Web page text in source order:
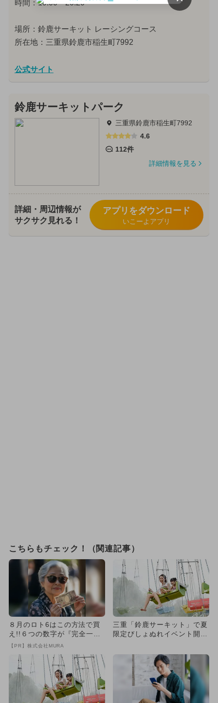
時間：19:00〜20:20
場所：鈴鹿サーキット レーシングコース
所在地：三重県鈴鹿市稲生町7992
公式サイト
鈴鹿サーキットパーク
三重県鈴鹿市稲生町7992
4.6
112件
詳細情報を見る
詳細・周辺情報が
サクサク見れる！
アプリをダウンロード
いこーよアプリ
こちらもチェック！（関連記事）
８月のロト6はこの方法で買
え!!６つの数字が『完全一
致』する方法
【PR】株式会社MURA
三重「鈴鹿サーキット」で夏
限定びしょぬれイベント開